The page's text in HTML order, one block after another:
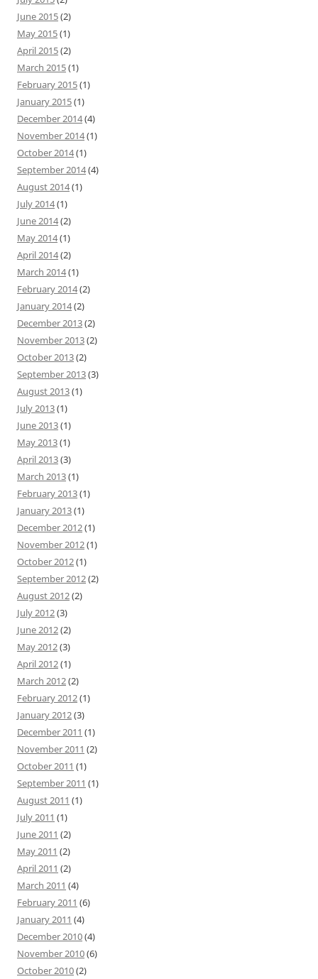
June 2015(2)
May 2015(1)
April 2015(2)
March 2015(1)
February 2015(1)
January 2015(1)
December 2014(4)
November 2014(1)
October 2014(1)
September 2014(4)
August 2014(1)
July 2014(1)
June 2014(2)
May 2014(1)
April 2014(2)
March 2014(1)
February 2014(2)
January 2014(2)
December 2013(2)
November 2013(2)
October 2013(2)
September 2013(3)
August 2013(1)
July 2013(1)
June 2013(1)
May 2013(1)
April 2013(3)
March 2013(1)
February 2013(1)
January 2013(1)
December 2012(1)
November 2012(1)
October 2012(1)
September 2012(2)
August 2012(2)
July 2012(3)
June 2012(2)
May 2012(3)
April 2012(1)
March 2012(2)
February 2012(1)
January 2012(3)
December 2011 (1)
November 2011 (2)
October 2011 (1)
September 2011 (1)
August 2011 (1)
July 2011 (1)
June 2011 (2)
May 2011 (2)
April 2011 (2)
March 2011 (4)
February 2011 (6)
January 2011 (4)
December 2010(4)
November 2010(6)
October 2010(2)